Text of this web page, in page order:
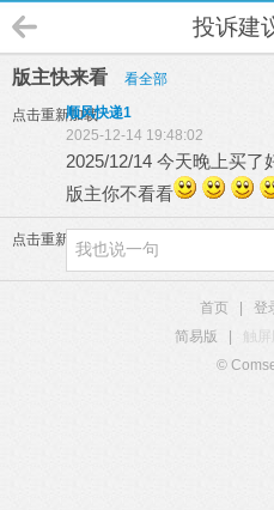
投诉建
版主快来看 看全部
点击重新加载顺风快递1
2025-12-14 19:48:02
2025/12/14 今天晚上买了
版主你不看看
点击重新加载
首页 登
简易版
触
©